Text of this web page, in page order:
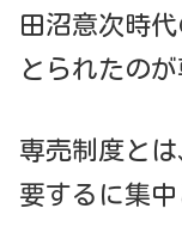
田沼意次時代
とられたのが
専売制度とは
要するに集中